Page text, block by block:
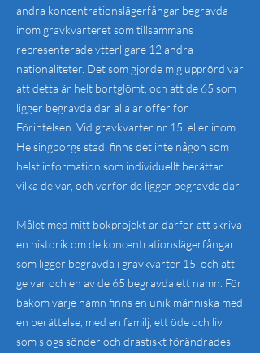
andra koncentrationslägerfångar begravda
inom gravkvarteret som tillsammans
representerade ytterligare 12 andra
nationaliteter. Det som gjorde mig upprörd var
att detta är helt bortglömt, och att de 65 som
ligger begravda där alla är offer för
Förintelsen. Vid gravkvarter nr 15, eller inom
Helsingborgs stad, finns det inte någon som
helst information som individuellt berättar
vilka de var, och varför de ligger begravda där.
Målet med mitt bokprojekt är därför att skriva
en historik om de koncentrationslägerfångar
som ligger begravda i gravkvarter 15, och att
ge var och en av de 65 begravda ett namn. För
bakom varje namn finns en unik människa med
en berättelse, med en familj, ett öde och liv
som slogs sönder och drastiskt förändrades